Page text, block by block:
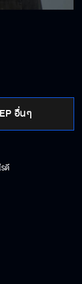
EP อื่นๆ
ดี